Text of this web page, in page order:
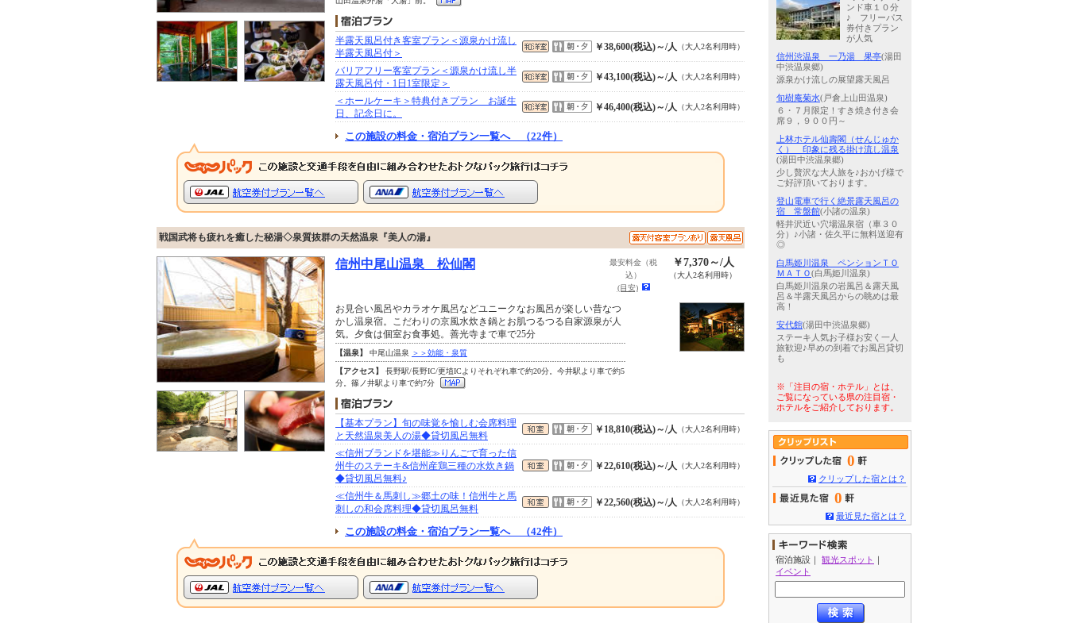
半露天風呂付き客室プラン＜源泉かけ流し
半露天風呂付＞
￥38,600(税込)～/人 （大人2名利用時）
バリアフリー客室プラン＜源泉かけ流し半
露天風呂付・1日1室限定＞
￥43,100(税込)～/人 （大人2名利用時）
＜ホールケーキ＞特典付きプラン お誕生
日、記念日に。
￥46,400(税込)～/人 （大人2名利用時）
この施設の料金・宿泊プラン一覧へ （22件）
戦国武将も疲れを癒した秘湯◇泉質抜群の天然温泉『美人の湯』
信州中尾山温泉 松仙閣
最安料金（税
込）
(目安)
￥7,370～/人
（大人2名利用時）
お見合い風呂やカラオケ風呂などユニークなお風呂が楽しい昔なつ
かし温泉宿。こだわりの京風水炊き鍋とお肌つるつる自家源泉が人
気。夕食は個室お食事処。善光寺まで車で25分
【温泉】 中尾山温泉 ＞＞効能・泉質
【アクセス】
長野駅/長野IC/更埴ICよりそれぞれ車で約20分。今井駅より車で約5
分。篠ノ井駅より車で約7分
【基本プラン】旬の味覚を愉しむ会席料理
と天然温泉美人の湯◆貸切風呂無料
￥18,810(税込)～/人 （大人2名利用時）
≪信州ブランドを堪能≫りんごで育った信
州牛のステーキ&信州産鶏三種の水炊き鍋
◆貸切風呂無料♪
￥22,610(税込)～/人 （大人2名利用時）
≪信州牛＆馬刺し≫郷土の味！信州牛と馬
刺しの和会席料理◆貸切風呂無料
￥22,560(税込)～/人 （大人2名利用時）
この施設の料金・宿泊プラン一覧へ （42件）
ンド車１０分
♪ フリーパス
券付きプラン
が人気
信州渋温泉 一乃湯 果亭(湯田
中渋温泉郷)
源泉かけ流しの展望露天風呂
旬樹庵菊水(戸倉上山田温泉)
６・７月限定！すき焼き付き会
席９，９００円～
上林ホテル仙壽閣（せんじゅか
く） 印象に残る掛け流し温泉
(湯田中渋温泉郷)
少し贅沢な大人旅を♪おかげ様で
ご好評頂いております。
登山電車で行く絶景露天風呂の
宿 常盤館(小諸の温泉)
軽井沢近い穴場温泉宿（車３０
分）♪小諸・佐久平に無料送迎有
◎
白馬姫川温泉 ペンションＴＯ
ＭＡＴＯ(白馬姫川温泉)
白馬姫川温泉の岩風呂＆露天風
呂＆半露天風呂からの眺めは最
高！
安代館(湯田中渋温泉郷)
ステーキ人気お子様お安く一人
旅歓迎♪早めの到着でお風呂貸切
も
※「注目の宿・ホテル」とは、
ご覧になっている県の注目宿・
ホテルをご紹介しております。
0
クリップした宿とは？
0
最近見た宿とは？
宿泊施設 ｜ 観光スポット ｜
イベント